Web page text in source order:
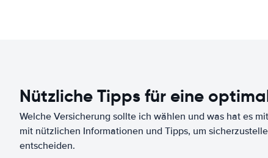
Nützliche Tipps für eine
Welche Versicherung sollte ich wählen und was hat es
mit nützlichen Informationen und Tipps, um
entscheiden.